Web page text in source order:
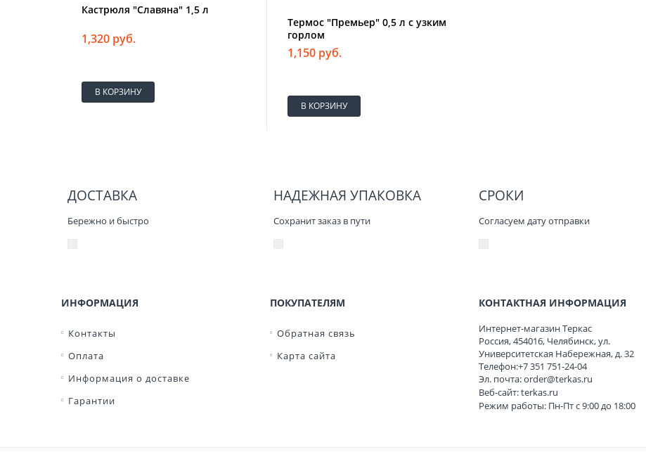
Кастрюля "Славяна" 1,5 л
1,320 руб.
В КОРЗИНУ
Термос "Премьер" 0,5 л с узким
горлом
1,150 руб.
В КОРЗИНУ
ДОСТАВКА
Бережно и быстро
НАДЕЖНАЯ УПАКОВКА
Сохранит заказ в пути
СРОКИ
Согласуем дату отправки
ИНФОРМАЦИЯ
Контакты
Оплата
Информация о доставке
Гарантии
ПОКУПАТЕЛЯМ
Обратная связь
Карта сайта
КОНТАКТНАЯ ИНФОРМАЦИЯ
Интернет-магазин Теркас
Россия,454016, Челябинск,ул.
Университетская Набережная, д. 32
Телефон:+7 351 751-24-04
Эл. почта:order@terkas.ru
Веб-сайт:terkas.ru
Режим работы: Пн-Пт с 9:00 до 18:00